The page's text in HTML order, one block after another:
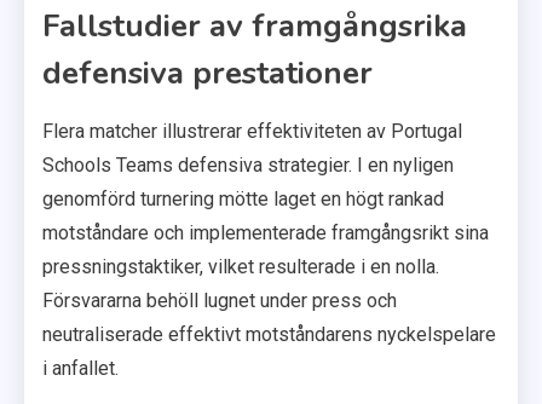
Fallstudier av framgångsrika
defensiva prestationer
Flera matcher illustrerar effektiviteten av Portugal
Schools Teams defensiva strategier. I en nyligen
genomförd turnering mötte laget en högt rankad
motståndare och implementerade framgångsrikt sina
pressningstaktiker, vilket resulterade i en nolla.
Försvararna behöll lugnet under press och
neutraliserade effektivt motståndarens nyckelspelare
i anfallet.